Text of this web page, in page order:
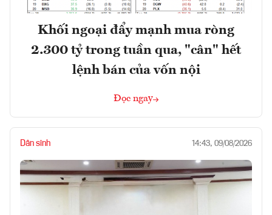
Khối ngoại đẩy mạnh mua ròng
2.300 tỷ trong tuần qua, "cân" hết
lệnh bán của vốn nội
Đọc ngay
Dân sinh 14:43, 09/08/2026